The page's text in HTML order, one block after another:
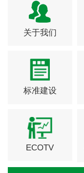
关于我们
标准建设
ECOTV